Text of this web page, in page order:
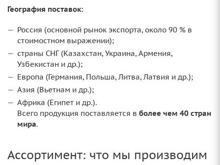
География поставок:
Россия (основной рынок экспорта, около 90 % в
стоимостном выражении);
страны СНГ (Казахстан, Украина, Армения,
Узбекистан и др.);
Европа (Германия, Польша, Литва, Латвия и др.);
Азия (Вьетнам и др.);
Африка (Египет и др.).
Всего продукция поставляется в более чем 40 стран
мира.
Ассортимент: что мы производим